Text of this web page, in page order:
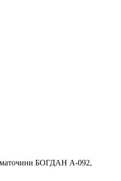
маточини БОГДАН А-092,